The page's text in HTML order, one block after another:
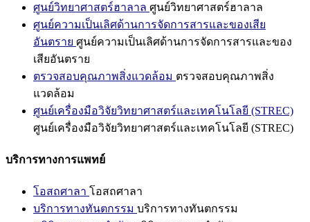
ศูนย์วิทยาศาสตร์ฮาลาล ศูนย์วิทยาศาสตร์ฮาลาล
ศูนย์ความเป็นเลิศด้านการจัดการสารและของเสีย
อันตราย ศูนย์ความเป็นเลิศด้านการจัดการสารและของ
เสียอันตราย
ตรวจสอบคุณภาพสิ่งแวดล้อม ตรวจสอบคุณภาพสิ่ง
แวดล้อม
ศูนย์เครื่องมือวิจัยวิทยาศาสตร์และเทคโนโลยี (STREC)
ศูนย์เครื่องมือวิจัยวิทยาศาสตร์และเทคโนโลยี (STREC)
บริการทางการแพทย์
โอสถศาลา โอสถศาลา
บริการทางทันตกรรม บริการทางทันตกรรม